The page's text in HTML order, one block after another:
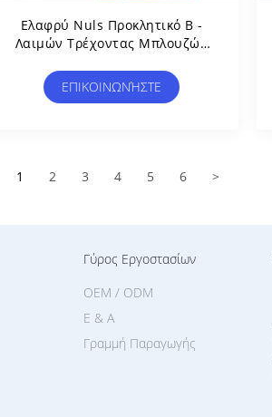
Ελαφρύ Nuls Προκλητικό Β -
Λαιμών Τρέχοντας Μπλουζών
Μανικιών Των Γυναικών
Κοντές
ΕΠΙΚΟΙΝΩΝΉΣΤΕ
1 2 3 4 5 6 >
Γύρος Εργοστασίων
Γραμμή Παραγωγής
OEM / ODM
Ε & Α